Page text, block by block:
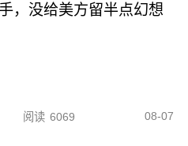
，没给美方留半点幻想
阅读 6069 08-07